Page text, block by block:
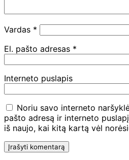
Vardas *
El. pašto adresas *
Interneto puslapis
Noriu savo interneto
pašto adresą ir interneto
iš naujo, kai kitą kartą vėl